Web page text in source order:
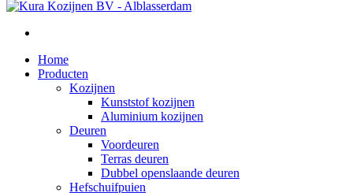
Home
Producten
Kozijnen
Kunststof kozijnen
Aluminium kozijnen
Deuren
Voordeuren
Terras deuren
Dubbel openslaande deuren
Hefschuifpuien